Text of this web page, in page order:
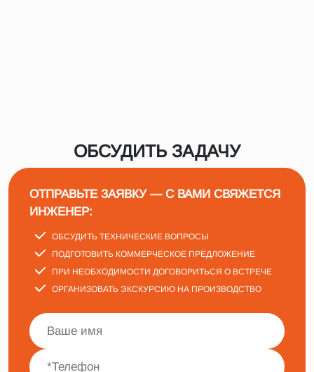
ОБСУДИТЬ ЗАДАЧУ
ОТПРАВЬТЕ ЗАЯВКУ — С ВАМИ СВЯЖЕТСЯ
ИНЖЕНЕР:
ОБСУДИТЬ ТЕХНИЧЕСКИЕ ВОПРОСЫ
ПОДГОТОВИТЬ КОММЕРЧЕСКОЕ ПРЕДЛОЖЕНИЕ
ПРИ НЕОБХОДИМОСТИ ДОГОВОРИТЬСЯ О ВСТРЕЧЕ
ОРГАНИЗОВАТЬ ЭКСКУРСИЮ НА ПРОИЗВОДСТВО